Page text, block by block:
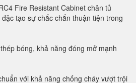
Fire Resistant Cabinet chân tủ
tạo sự chắc chắn thuận tiện trong
bóng, khả năng đóng mở mạnh
với khả năng chống cháy vượt trội